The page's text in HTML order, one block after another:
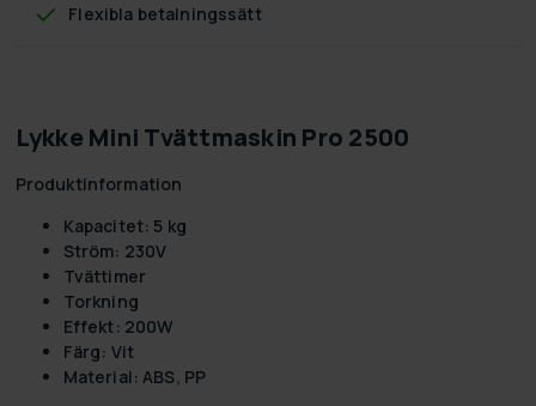
Flexibla betalningssätt
Lykke Mini Tvättmaskin Pro 2500
Produktinformation
Kapacitet: 5 kg
Ström: 230V
Tvättimer
Torkning
Effekt: 200W
Färg: Vit
Material: ABS, PP